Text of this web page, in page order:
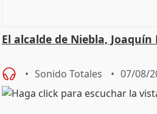
El alcalde de Niebla,
Sonido Totales 07/08/